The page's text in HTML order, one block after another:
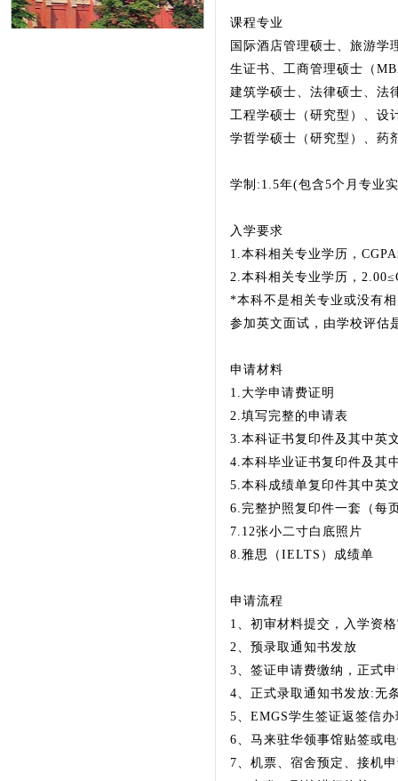
课程专业
国际酒店管理硕士、旅游学
生证书、工商管理硕士（
建筑学硕士、法律硕士、法
工程学硕士（研究型）、设
学哲学硕士（研究型）、药
学制:1.5年(包含5个月专业
入学要求
1.本科相关专业学历，
2.本科相关专业学历，
*本科不是相关专业或没有
参加英文面试，由学校评估
申请材料
1.大学申请费证明
2.填写完整的申请表
3.本科证书复印件及其中英
4.本科毕业证书复印件及其
5.本科成绩单复印件其中英
6.完整护照复印件一套（每
7.12张小二寸白底照片
8.雅思（IELTS）成绩单
申请流程
1、初审材料提交，入学资
2、预录取通知书发放
3、签证申请费缴纳，正式
4、正式录取通知书发放:无
5、EMGS学生签证返签信办
6、马来驻华领事馆贴签或
7、机票、宿舍预定、接机